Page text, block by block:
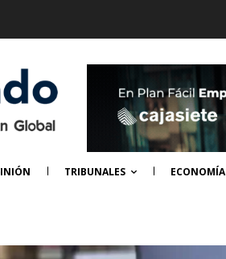
TRIBUNALES ECONOMÍA